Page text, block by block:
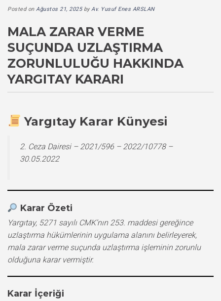
Posted on Ağustos 21, 2025byAv. Yusuf Enes ARSLAN
MALA ZARAR VERME
SUÇUNDA UZLAŞTIRMA
ZORUNLULUĞU HAKKINDA
YARGITAY KARARI
Yargıtay Karar Künyesi
2. Ceza Dairesi – 2021/596 – 2022/10778 –
30.05.2022
Karar Özeti
Yargıtay, 5271 sayılı CMK’nın 253. maddesi gereğince
uzlaştırma hükümlerinin uygulama alanını belirleyerek,
mala zarar verme suçunda uzlaştırma işleminin zorunlu
olduğuna karar vermiştir.
Karar İçeriği